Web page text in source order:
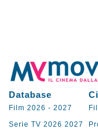
Database
Film 2026 - 2027
Serie TV 2026 2027